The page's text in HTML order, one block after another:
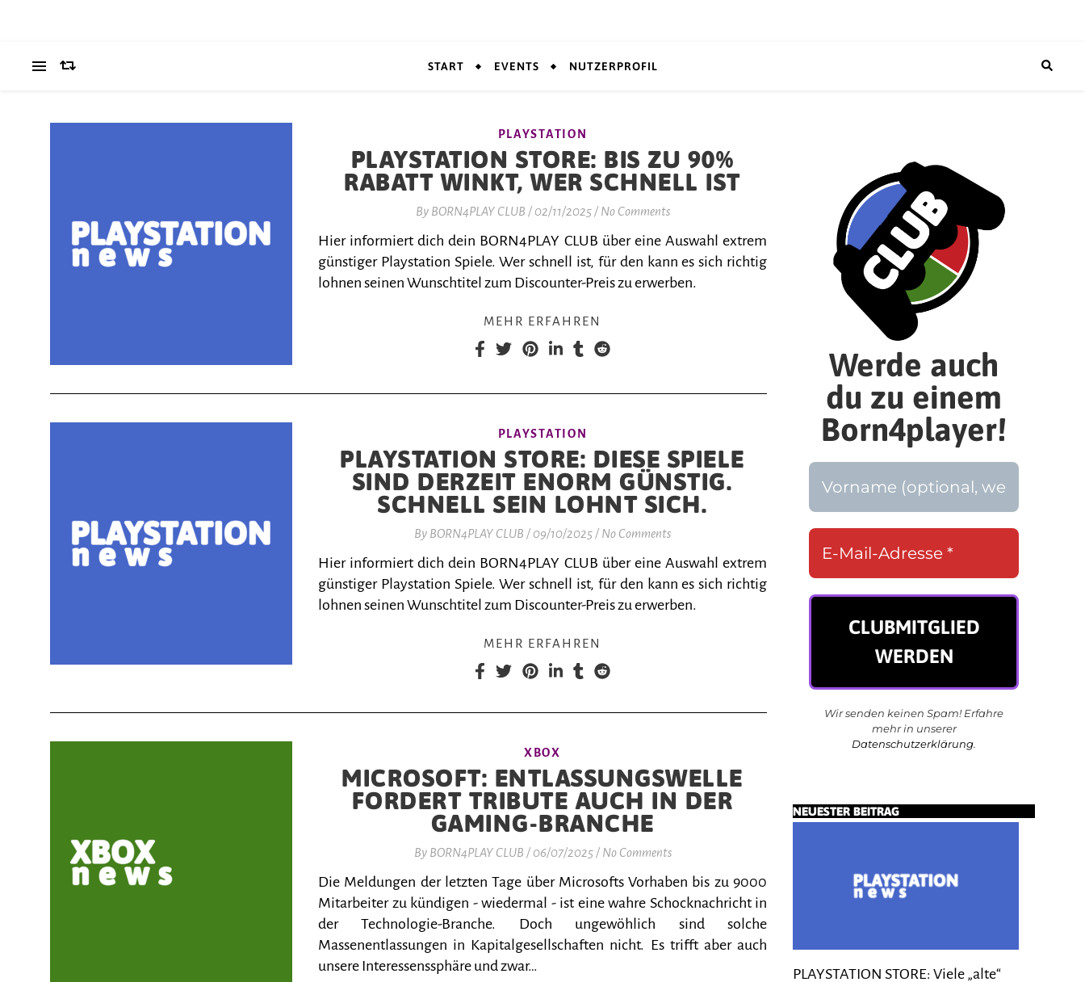
START EVENTS NUTZERPROFIL
PLAYSTATION
PLAYSTATION STORE: BIS ZU 90%
RABATT WINKT, WER SCHNELL IST
By BORN4PLAY CLUB / 02/11/2025 / No Comments
Hier informiert dich dein BORN4PLAY CLUB über eine Auswahl extrem
günstiger Playstation Spiele. Wer schnell ist, für den kann es sich richtig
lohnen seinen Wunschtitel zum Discounter-Preis zu erwerben.
MEHR ERFAHREN
PLAYSTATION
PLAYSTATION STORE: DIESE SPIELE
SIND DERZEIT ENORM GÜNSTIG.
SCHNELL SEIN LOHNT SICH.
By BORN4PLAY CLUB / 09/10/2025 / No Comments
Hier informiert dich dein BORN4PLAY CLUB über eine Auswahl extrem
günstiger Playstation Spiele. Wer schnell ist, für den kann es sich richtig
lohnen seinen Wunschtitel zum Discounter-Preis zu erwerben.
MEHR ERFAHREN
XBOX
MICROSOFT: ENTLASSUNGSWELLE
FORDERT TRIBUTE AUCH IN DER
GAMING-BRANCHE
By BORN4PLAY CLUB / 06/07/2025 / No Comments
Die Meldungen der letzten Tage über Microsofts Vorhaben bis zu 9000
Mitarbeiter zu kündigen - wiedermal - ist eine wahre Schocknachricht in
der Technologie-Branche. Doch ungewöhlich sind solche
Massenentlassungen in Kapitalgesellschaften nicht. Es trifft aber auch
unsere Interessenssphäre und zwar…
Werde auch
du zu einem
Born4player!
Wir senden keinen Spam! Erfahre
mehr in unserer
Datenschutzerklärung.
NEUESTER BEITRAG
PLAYSTATION STORE: Viele „alte“